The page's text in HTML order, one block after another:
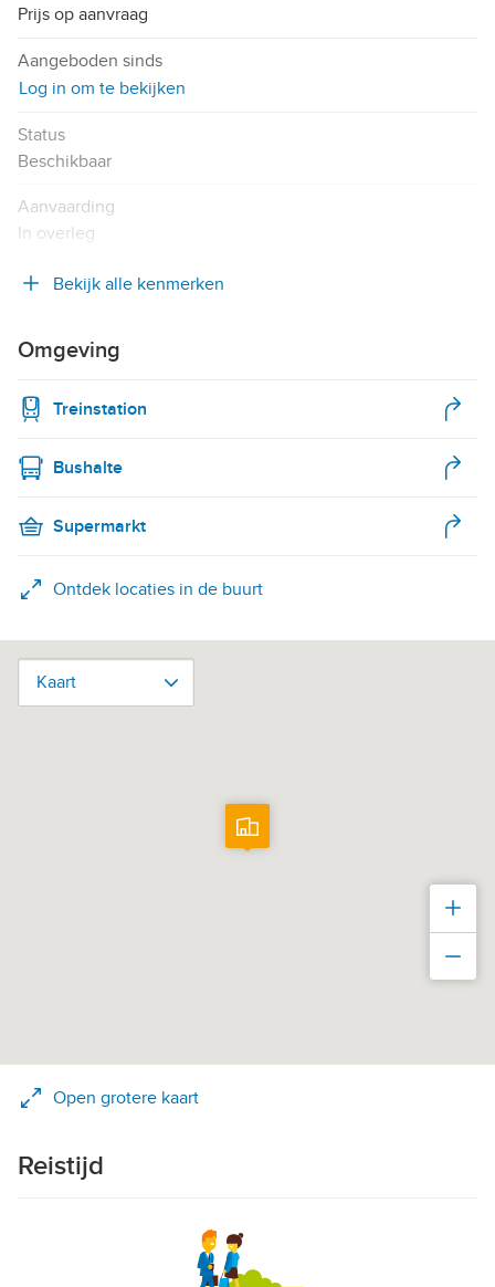
Prijs op aanvraag
Aangeboden sinds
Log in om te bekijken
Status
Beschikbaar
Aanvaarding
In overleg
Bekijk alle kenmerken
Omgeving
Treinstation
Bushalte
Supermarkt
Ontdek locaties in de buurt
Kaart
Kaart
Open grotere kaart
Reistijd